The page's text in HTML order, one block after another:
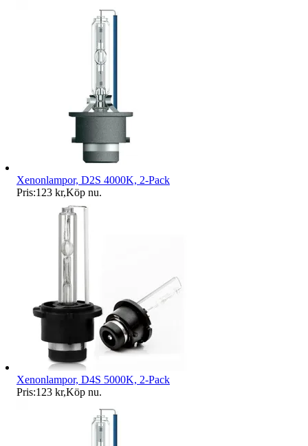
Xenonlampor, D2S 4000K, 2-Pack
Pris:123 kr,Köp nu.
Xenonlampor, D4S 5000K, 2-Pack
Pris:123 kr,Köp nu.